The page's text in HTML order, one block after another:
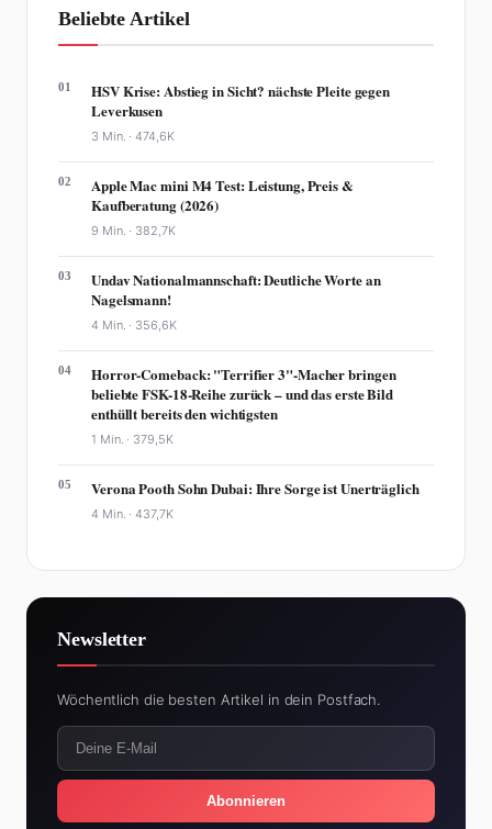
Beliebte Artikel
01
HSV Krise: Abstieg in Sicht? nächste Pleite gegen
Leverkusen
3 Min. ·474,6K
02
Apple Mac mini M4 Test: Leistung, Preis &
Kaufberatung (2026)
9 Min. · 382,7K
03
Undav Nationalmannschaft: Deutliche Worte an
Nagelsmann!
4 Min. · 356,6K
04
Horror-Comeback: "Terrifier 3"-Macher bringen
beliebte FSK-18-Reihe zurück – und das erste Bild
enthüllt bereits den wichtigsten
1 Min. · 379,5K
05 Verona Pooth Sohn Dubai: Ihre Sorge ist Unerträglich
4 Min. ·437,7K
Newsletter
Wöchentlich die besten Artikel in dein Postfach.
Abonnieren